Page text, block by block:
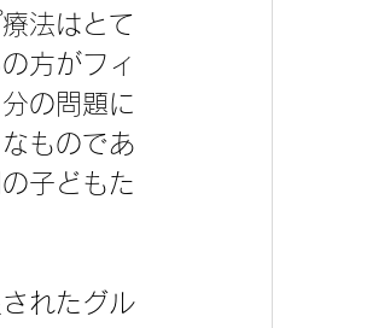
法はとて
方がフィ
の問題に
ものであ
子どもた
れたグル